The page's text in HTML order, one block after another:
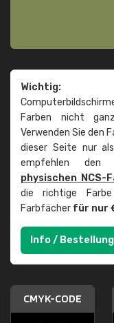
Wichtig:
Farben nicht
Verwenden Sie den
dieser Seite nur
empfehlen den
physischen NCS-
die richtige
Farbfächer für nur
Info / Bestellung
CMYK-CODE